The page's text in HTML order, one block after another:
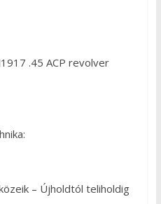
.45 ACP revolver
– Újholdtól teliholdig